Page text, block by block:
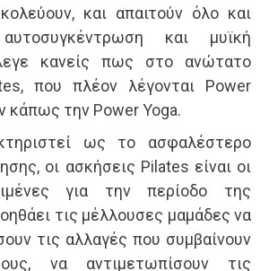
και απαιτούν όλο και
και μυϊκή
κανείς πως στο ανώτατο
που πλέον λέγονται Power
κάπως την Power Yoga.
ως το ασφαλέστερο
οι ασκήσεις Pilates είναι οι
για την περίοδο της
τις μέλλουσες μαμάδες να
τις αλλαγές που συμβαίνουν
να αντιμετωπίσουν τις